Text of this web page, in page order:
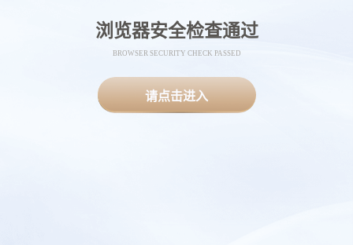
浏览器安全检查通过
BROWSER SECURITY CHECK PASSED
请点击进入